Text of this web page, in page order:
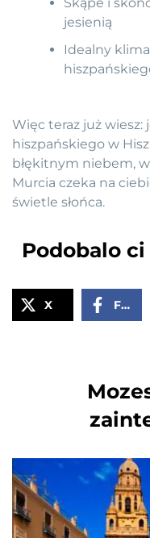
Skąpe i
jesienią
Idealny
Więc teraz już wiesz:
hiszpańskiego w
błękitnym niebem,
Murcia czeka na
świetle słońca.
Podobalo
X Facebook